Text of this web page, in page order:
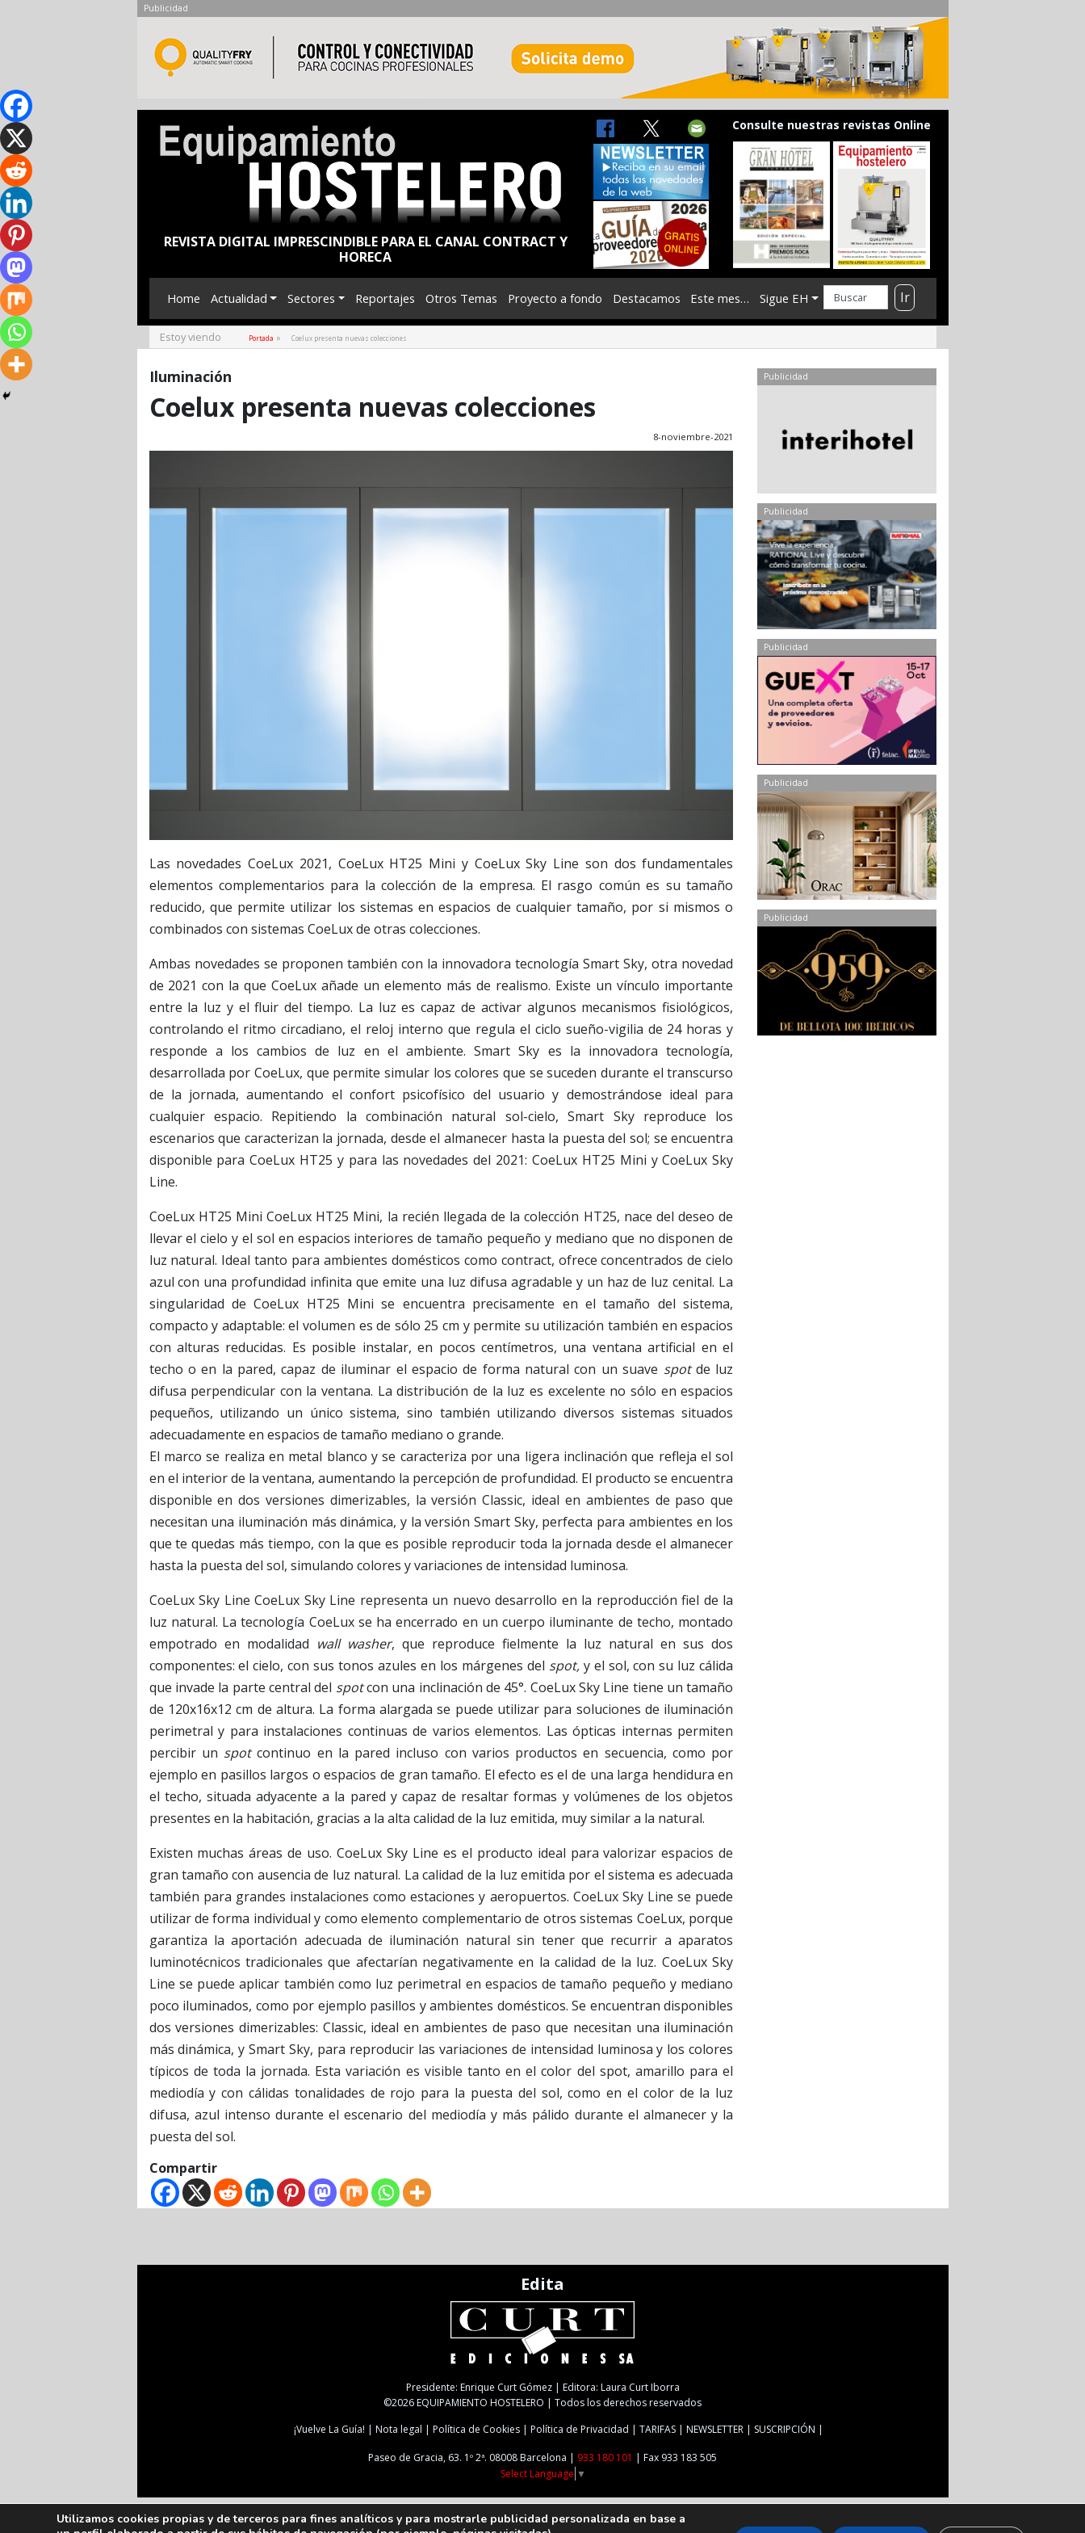
Publicidad
REVISTA DIGITAL IMPRESCINDIBLE PARA EL CANAL CONTRACT Y
HORECA
Consulte nuestras revistas Online
Home Actualidad Sectores Reportajes Otros Temas Proyecto a fondo Destacamos Este mes… Sigue EH Ir
Estoy viendo Portada » Coelux presenta nuevas colecciones
Iluminación
Coelux presenta nuevas colecciones
8-noviembre-2021
Las novedades CoeLux 2021, CoeLux HT25 Mini y CoeLux Sky Line son dos fundamentales
elementos complementarios para la colección de la empresa. El rasgo común es su tamaño
reducido, que permite utilizar los sistemas en espacios de cualquier tamaño, por si mismos o
combinados con sistemas CoeLux de otras colecciones.
Ambas novedades se proponen también con la innovadora tecnología Smart Sky, otra novedad
de 2021 con la que CoeLux añade un elemento más de realismo. Existe un vínculo importante
entre la luz y el fluir del tiempo. La luz es capaz de activar algunos mecanismos fisiológicos,
controlando el ritmo circadiano, el reloj interno que regula el ciclo sueño-vigilia de 24 horas y
responde a los cambios de luz en el ambiente. Smart Sky es la innovadora tecnología,
desarrollada por CoeLux, que permite simular los colores que se suceden durante el transcurso
de la jornada, aumentando el confort psicofísico del usuario y demostrándose ideal para
cualquier espacio. Repitiendo la combinación natural sol-cielo, Smart Sky reproduce los
escenarios que caracterizan la jornada, desde el almanecer hasta la puesta del sol; se encuentra
disponible para CoeLux HT25 y para las novedades del 2021: CoeLux HT25 Mini y CoeLux Sky
Line.
CoeLux HT25 Mini CoeLux HT25 Mini, la recién llegada de la colección HT25, nace del deseo de
llevar el cielo y el sol en espacios interiores de tamaño pequeño y mediano que no disponen de
luz natural. Ideal tanto para ambientes domésticos como contract, ofrece concentrados de cielo
azul con una profundidad infinita que emite una luz difusa agradable y un haz de luz cenital. La
singularidad de CoeLux HT25 Mini se encuentra precisamente en el tamaño del sistema,
compacto y adaptable: el volumen es de sólo 25 cm y permite su utilización también en espacios
con alturas reducidas. Es posible instalar, en pocos centímetros, una ventana artificial en el
techo o en la pared, capaz de iluminar el espacio de forma natural con un suave spotde luz
difusa perpendicular con la ventana. La distribución de la luz es excelente no sólo en espacios
pequeños, utilizando un único sistema, sino también utilizando diversos sistemas situados
adecuadamente en espacios de tamaño mediano o grande.
El marco se realiza en metal blanco y se caracteriza por una ligera inclinación que refleja el sol
en el interior de la ventana, aumentando la percepción de profundidad. El producto se encuentra
disponible en dos versiones dimerizables, la versión Classic, ideal en ambientes de paso que
necesitan una iluminación más dinámica, y la versión Smart Sky, perfecta para ambientes en los
que te quedas más tiempo, con la que es posible reproducir toda la jornada desde el almanecer
hasta la puesta del sol, simulando colores y variaciones de intensidad luminosa.
CoeLux Sky Line CoeLux Sky Line representa un nuevo desarrollo en la reproducción fiel de la
luz natural. La tecnología CoeLux se ha encerrado en un cuerpo iluminante de techo, montado
empotrado en modalidad wall washer, que reproduce fielmente la luz natural en sus dos
componentes: el cielo, con sus tonos azules en los márgenes del spot,y el sol, con su luz cálida
que invade la parte central del spotcon una inclinación de 45°. CoeLux Sky Line tiene un tamaño
de 120x16x12 cm de altura. La forma alargada se puede utilizar para soluciones de iluminación
perimetral y para instalaciones continuas de varios elementos. Las ópticas internas permiten
percibir un spotcontinuo en la pared incluso con varios productos en secuencia, como por
ejemplo en pasillos largos o espacios de gran tamaño. El efecto es el de una larga hendidura en
el techo, situada adyacente a la pared y capaz de resaltar formas y volúmenes de los objetos
presentes en la habitación, gracias a la alta calidad de la luz emitida, muy similar a la natural.
Existen muchas áreas de uso. CoeLux Sky Line es el producto ideal para valorizar espacios de
gran tamaño con ausencia de luz natural. La calidad de la luz emitida por el sistema es adecuada
también para grandes instalaciones como estaciones y aeropuertos. CoeLux Sky Line se puede
utilizar de forma individual y como elemento complementario de otros sistemas CoeLux, porque
garantiza la aportación adecuada de iluminación natural sin tener que recurrir a aparatos
luminotécnicos tradicionales que afectarían negativamente en la calidad de la luz. CoeLux Sky
Line se puede aplicar también como luz perimetral en espacios de tamaño pequeño y mediano
poco iluminados, como por ejemplo pasillos y ambientes domésticos. Se encuentran disponibles
dos versiones dimerizables: Classic, ideal en ambientes de paso que necesitan una iluminación
más dinámica, y Smart Sky, para reproducir las variaciones de intensidad luminosa y los colores
típicos de toda la jornada. Esta variación es visible tanto en el color del spot, amarillo para el
mediodía y con cálidas tonalidades de rojo para la puesta del sol, como en el color de la luz
difusa, azul intenso durante el escenario del mediodía y más pálido durante el almanecer y la
puesta del sol.
Compartir
Publicidad
Publicidad
Publicidad
Publicidad
Publicidad
Edita
Presidente: Enrique Curt Gómez | Editora: Laura Curt Iborra
©2026 EQUIPAMIENTO HOSTELERO | Todos los derechos reservados
¡Vuelve La Guía!
Nota legal Política de Cookies Política de Privacidad TARIFAS NEWSLETTER SUSCRIPCIÓN
Paseo de Gracia, 63. 1º 2ª. 08008 Barcelona | 933 180 101 | Fax 933 183 505
Select Language ▼
Utilizamos cookies propias y de terceros para fines analíticos y para mostrarle publicidad personalizada en base a